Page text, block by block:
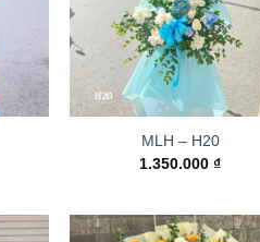
MLH – H20
1.350.000₫